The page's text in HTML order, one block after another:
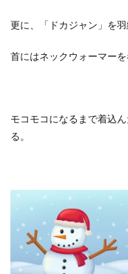
更に、「ドカジャン」を羽
首にはネックウォーマーを
モコモコになるまで着込
る。